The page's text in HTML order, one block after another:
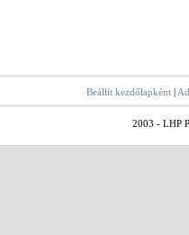
Beállít kezdőlapként |
2003 - LHP